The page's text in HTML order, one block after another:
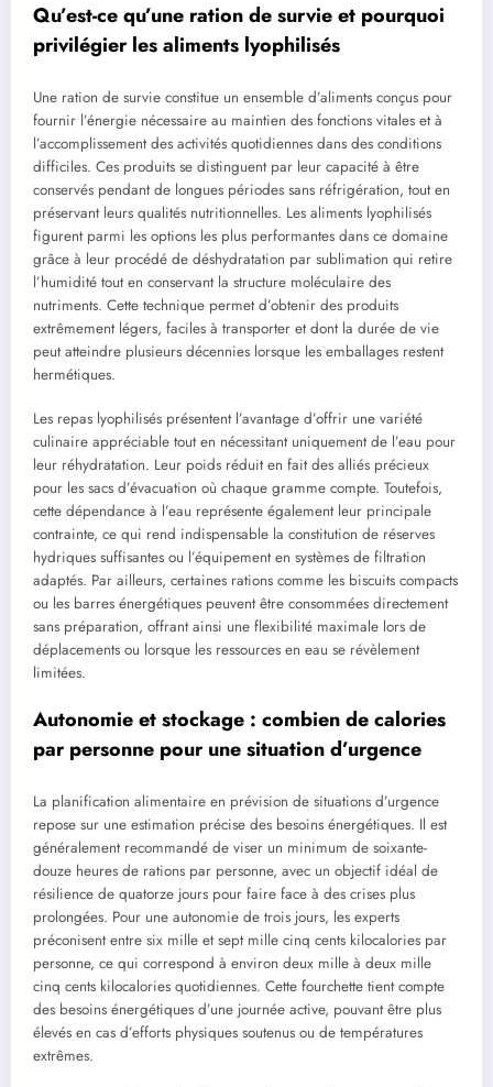
Qu’est-ce qu’une ration de survie et pourquoi
privilégier les aliments lyophilisés
Une ration de survie constitue un ensemble d’aliments conçus pour
fournir l’énergie nécessaire au maintien des fonctions vitales et à
l’accomplissement des activités quotidiennes dans des conditions
difficiles. Ces produits se distinguent par leur capacité à être
conservés pendant de longues périodes sans réfrigération, tout en
préservant leurs qualités nutritionnelles. Les aliments lyophilisés
figurent parmi les options les plus performantes dans ce domaine
grâce à leur procédé de déshydratation par sublimation qui retire
l’humidité tout en conservant la structure moléculaire des
nutriments. Cette technique permet d’obtenir des produits
extrêmement légers, faciles à transporter et dont la durée de vie
peut atteindre plusieurs décennies lorsque les emballages restent
hermétiques.
Les repas lyophilisés présentent l’avantage d’offrir une variété
culinaire appréciable tout en nécessitant uniquement de l’eau pour
leur réhydratation. Leur poids réduit en fait des alliés précieux
pour les sacs d’évacuation où chaque gramme compte. Toutefois,
cette dépendance à l’eau représente également leur principale
contrainte, ce qui rend indispensable la constitution de réserves
hydriques suffisantes ou l’équipement en systèmes de filtration
adaptés. Par ailleurs, certaines rations comme les biscuits compacts
ou les barres énergétiques peuvent être consommées directement
sans préparation, offrant ainsi une flexibilité maximale lors de
déplacements ou lorsque les ressources en eau se révèlement
limitées.
Autonomie et stockage : combien de calories
par personne pour une situation d’urgence
La planification alimentaire en prévision de situations d’urgence
repose sur une estimation précise des besoins énergétiques. Il est
généralement recommandé de viser un minimum de soixante-
douze heures de rations par personne, avec un objectif idéal de
résilience de quatorze jours pour faire face à des crises plus
prolongées. Pour une autonomie de trois jours, les experts
préconisent entre six mille et sept mille cinq cents kilocalories par
personne, ce qui correspond à environ deux mille à deux mille
cinq cents kilocalories quotidiennes. Cette fourchette tient compte
des besoins énergétiques d’une journée active, pouvant être plus
élevés en cas d’efforts physiques soutenus ou de températures
extrêmes.